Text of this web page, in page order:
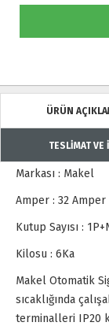
ÜRÜN
TESLİMAT VE
Markası : Makel
Amper : 32 Amper
Kutup Sayısı :
Kilosu : 6Ka
Makel Otomatik
sıcaklığında
terminalleri IP20